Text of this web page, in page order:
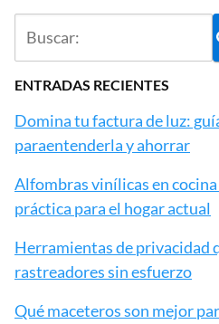
ENTRADAS RECIENTES
Domina tu factura de luz:
paraentenderla y ahorrar
Alfombras vinílicas en
práctica para el hogar actual
Herramientas de privacidad
rastreadores sin esfuerzo
Qué maceteros son mejor